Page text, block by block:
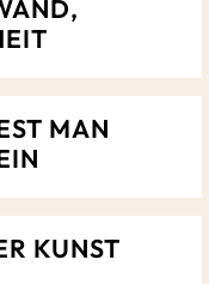
G
MAN
KUNST